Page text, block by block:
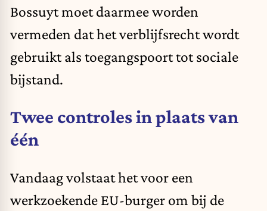
Bossuyt moet daarmee worden
vermeden dat het verblijfsrecht wordt
gebruikt als toegangspoort tot sociale
bijstand.
Twee controles in plaats van
één
Vandaag volstaat het voor een
werkzoekende EU-burger om bij de